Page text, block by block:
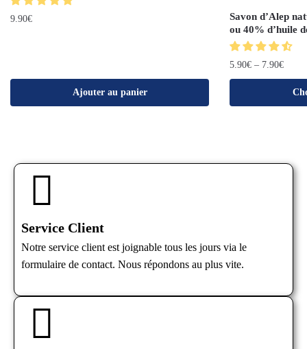
9.90€
Ajouter au panier
Savon d’Alep
ou 40% d’huile
5.90€ – 7.90€
Service Client
Notre service client est joignable tous les jours via le
formulaire de contact. Nous répondons au plus vite.